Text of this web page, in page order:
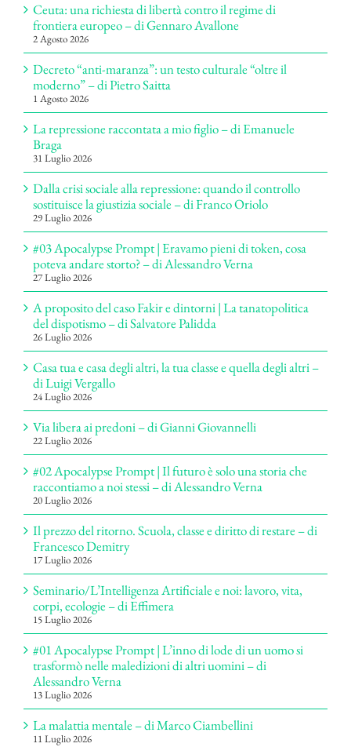
Ceuta: una richiesta di libertà contro il regime di
frontiera europeo – di Gennaro Avallone
2 Agosto 2026
Decreto “anti-maranza”: un testo culturale “oltre il
moderno” – di Pietro Saitta
1 Agosto 2026
La repressione raccontata a mio figlio – di Emanuele
Braga
31 Luglio 2026
Dalla crisi sociale alla repressione: quando il controllo
sostituisce la giustizia sociale – di Franco Oriolo
29 Luglio 2026
#03 Apocalypse Prompt | Eravamo pieni di token, cosa
poteva andare storto? – di Alessandro Verna
27 Luglio 2026
A proposito del caso Fakir e dintorni | La tanatopolitica
del dispotismo – di Salvatore Palidda
26 Luglio 2026
Casa tua e casa degli altri, la tua classe e quella degli altri –
di Luigi Vergallo
24 Luglio 2026
Via libera ai predoni – di Gianni Giovannelli
22 Luglio 2026
#02 Apocalypse Prompt | Il futuro è solo una storia che
raccontiamo a noi stessi – di Alessandro Verna
20 Luglio 2026
Il prezzo del ritorno. Scuola, classe e diritto di restare – di
Francesco Demitry
17 Luglio 2026
Seminario/L’Intelligenza Artificiale e noi: lavoro, vita,
corpi, ecologie – di Effimera
15 Luglio 2026
#01 Apocalypse Prompt | L’inno di lode di un uomo si
trasformò nelle maledizioni di altri uomini – di
Alessandro Verna
13 Luglio 2026
La malattia mentale – di Marco Ciambellini
11 Luglio 2026